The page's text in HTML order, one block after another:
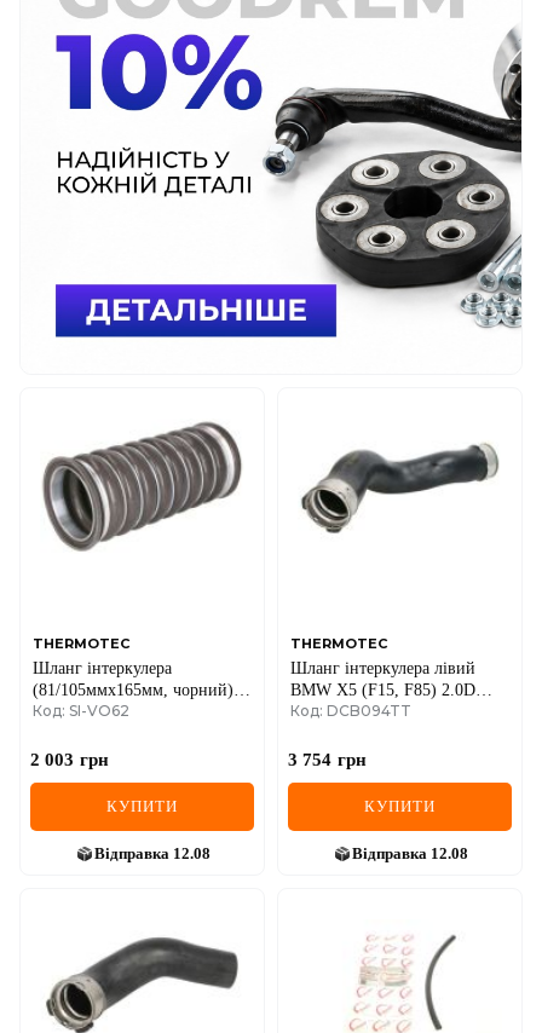
THERMOTEC
Шланг інтеркулера
(81/105ммx165мм, чорний)
RVI C, K, T VOLVO FH, FH
D13A460-DXi13520 09.05-
Код: SI-VO62
2 003 грн
КУПИТИ
Відправка 12.08
THERMOTEC
Шланг інтеркулера лівий
BMW X5 (F15, F85) 2.0D
08.15-07.18
Код: DCB094TT
3 754 грн
КУПИТИ
Відправка 12.08